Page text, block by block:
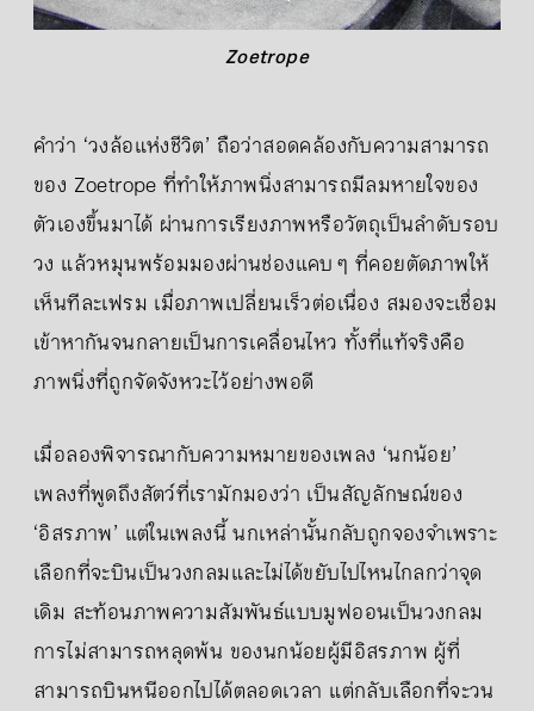
Zoetrope
คำว่า ‘วงล้อแห่งชีวิต’ ถือว่าสอดคล้องกับความสามารถ
ของ Zoetrope ที่ทำให้ภาพนิ่งสามารถมีลมหายใจของ
ตัวเองขึ้นมาได้ ผ่านการเรียงภาพหรือวัตถุเป็นลำดับรอบ
วง แล้วหมุนพร้อมมองผ่านช่องแคบ ๆ ที่คอยตัดภาพให้
เห็นทีละเฟรม เมื่อภาพเปลี่ยนเร็วต่อเนื่อง สมองจะเชื่อม
เข้าหากันจนกลายเป็นการเคลื่อนไหว ทั้งที่แท้จริงคือ
ภาพนิ่งที่ถูกจัดจังหวะไว้อย่างพอดี
เมื่อลองพิจารณากับความหมายของเพลง ‘นกน้อย’
เพลงที่พูดถึงสัตว์ที่เรามักมองว่า เป็นสัญลักษณ์ของ
‘อิสรภาพ’ แต่ในเพลงนี้ นกเหล่านั้นกลับถูกจองจำเพราะ
เลือกที่จะบินเป็นวงกลมและไม่ได้ขยับไปไหนไกลกว่าจุด
เดิม สะท้อนภาพความสัมพันธ์แบบมูฟออนเป็นวงกลม
การไม่สามารถหลุดพ้น ของนกน้อยผู้มีอิสรภาพ ผู้ที่
สามารถบินหนีออกไปได้ตลอดเวลา แต่กลับเลือกที่จะวน